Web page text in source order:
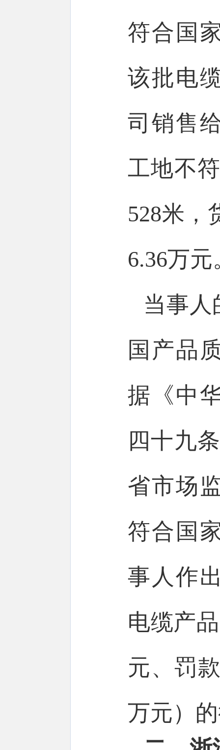
符合国
该批电
司销售
工地不
528米，
6.36万元
当事
国产品
据《中
四十九
省市场
符合国
事人作
电缆产
元、罚
万元）